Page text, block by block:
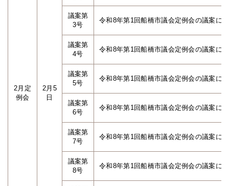
2月定
例会
2月5
日
議案第
3号
令和8年第1回船橋市議会定例会の議案に
議案第
4号
令和8年第1回船橋市議会定例会の議案に
議案第
5号
令和8年第1回船橋市議会定例会の議案に
議案第
6号
令和8年第1回船橋市議会定例会の議案に
議案第
7号
令和8年第1回船橋市議会定例会の議案に
議案第
8号
令和8年第1回船橋市議会定例会の議案に